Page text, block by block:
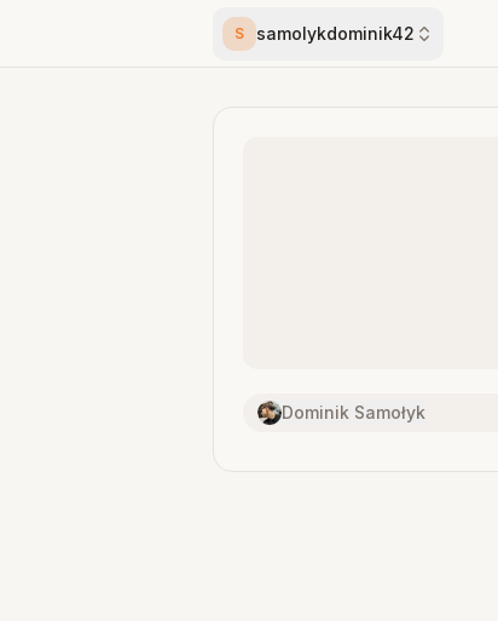
S samolykdominik42
Dominik Samołyk